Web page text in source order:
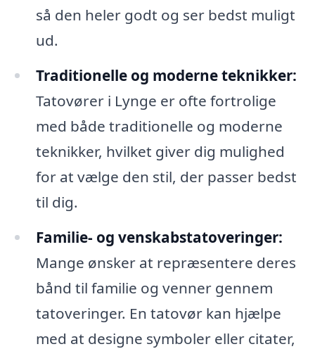
så den heler godt og ser bedst muligt
ud.
Traditionelle og moderne teknikker:
Tatovører i Lynge er ofte fortrolige
med både traditionelle og moderne
teknikker, hvilket giver dig mulighed
for at vælge den stil, der passer bedst
til dig.
Familie- og venskabstatoveringer:
Mange ønsker at repræsentere deres
bånd til familie og venner gennem
tatoveringer. En tatovør kan hjælpe
med at designe symboler eller citater,